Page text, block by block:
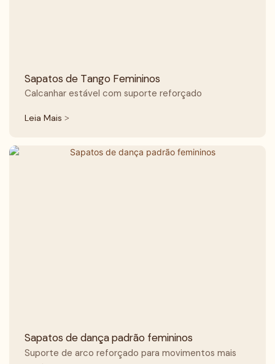
Sapatos de Tango Femininos
Calcanhar estável com suporte reforçado
Leia Mais >
Sapatos de dança padrão femininos
Suporte de arco reforçado para movimentos mais